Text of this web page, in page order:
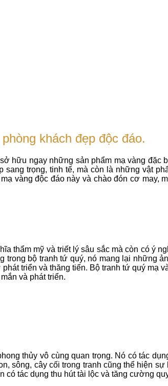
khách đẹp độc đáo.
hữu ngay những sản phẩm mạ vàng
trọng, tinh tế, mà còn là những vật
vàng độc đáo này và chào đón cơ may,
thẩm mỹ và triết lý sâu sắc mà còn có ý
bộ tranh tứ quý, nó mang lại những
triển và thăng tiến. Bộ tranh tứ quý mạ
và phát triển.
thủy vô cùng quan trọng. Nó có tác
sông, cây cối trong tranh cũng thể hiện
tác dụng thu hút tài lộc và tăng cường